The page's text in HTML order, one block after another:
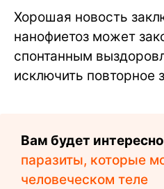
Хорошая новость
нанофиетоз может
спонтанным
исключить повторное
Вам будет
паразиты, которые
человеческом теле